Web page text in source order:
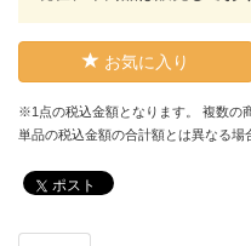
お気に入り
※1点の税込金額となります。 複数の
単品の税込金額の合計額とは異なる場
ポスト